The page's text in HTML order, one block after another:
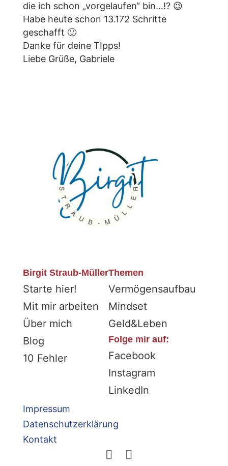
die ich schon „vorgelaufen“ bin…!? 😉
Habe heute schon 13.172 Schritte
geschafft 🙂
Danke für deine TIpps!
Liebe Grüße, Gabriele
Birgit Straub-Müller
Starte hier!
Mit mir arbeiten
Über mich
Blog
10 Fehler
Themen
Vermögensaufbau
Mindset
Geld&Leben
Folge mir auf:
Facebook
Instagram
LinkedIn
Impressum
Datenschutzerklärung
Kontakt